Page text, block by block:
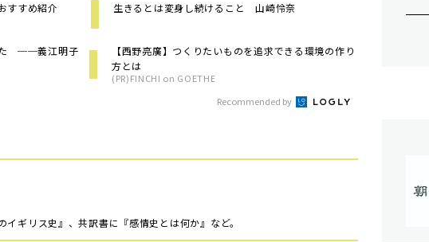
すすめ紹介 生きるとは変身し続けること 山崎怜奈
た ──義江明子
【西野亮廣】つくりたいものを追求できる環境の作り
方とは
(PR)FINCHI on GOETHE
Recommended by
ギリス史』、共訳書に『感情史とは何か』など。